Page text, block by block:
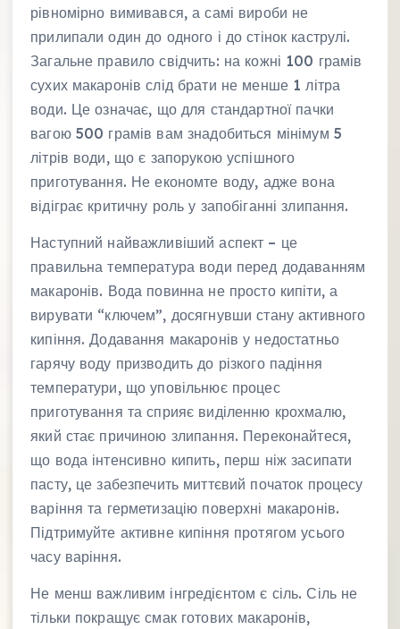
рівномірно вимивався, а самі вироби не
прилипали один до одного і до стінок каструлі.
Загальне правило свідчить: на кожні 100 грамів
сухих макаронів слід брати не менше 1 літра
води. Це означає, що для стандартної пачки
вагою 500 грамів вам знадобиться мінімум 5
літрів води, що є запорукою успішного
приготування. Не економте воду, адже вона
відіграє критичну роль у запобіганні злипання.
Наступний найважливіший аспект – це
правильна температура води перед додаванням
макаронів. Вода повинна не просто кипіти, а
вирувати “ключем”, досягнувши стану активного
кипіння. Додавання макаронів у недостатньо
гарячу воду призводить до різкого падіння
температури, що уповільнює процес
приготування та сприяє виділенню крохмалю,
який стає причиною злипання. Переконайтеся,
що вода інтенсивно кипить, перш ніж засипати
пасту, це забезпечить миттєвий початок процесу
варіння та герметизацію поверхні макаронів.
Підтримуйте активне кипіння протягом усього
часу варіння.
Не менш важливим інгредієнтом є сіль. Сіль не
тільки покращує смак готових макаронів,